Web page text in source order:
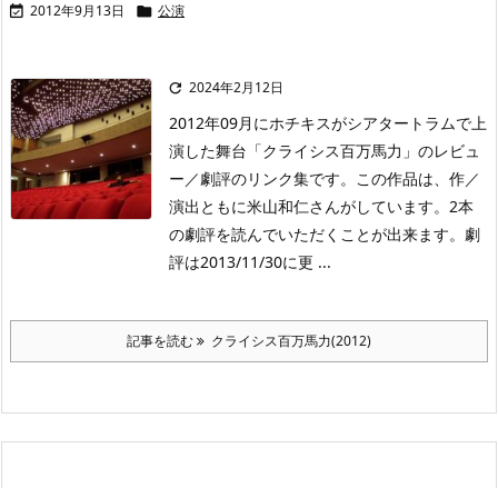
 2012年9月13日  公演
 2024年2月12日
2012年09月にホチキスがシアタートラムで上
演した舞台「クライシス百万馬力」のレビュ
ー／劇評のリンク集です。この作品は、作／
演出ともに米山和仁さんがしています。2本
の劇評を読んでいただくことが出来ます。劇
評は2013/11/30に更 ...
記事を読む クライシス百万馬力(2012)